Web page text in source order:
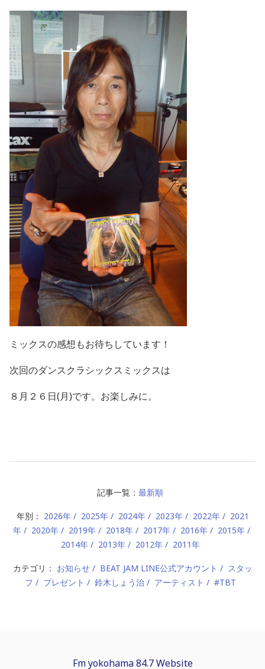
ミックスの感想もお待ちしています！
次回のダンスクラシックスミックスは
８月２６日(月)です。お楽しみに。
記事一覧： 最新順
年別： 2026年 2025年 2024年 2023年 2022年
2021
年
2020年 2019年 2018年 2017年 2016年
2015年
2014年
2013年 2012年 2011年
カテゴリ： お知らせ BEAT JAM LINE公式アカウント
スタッ
フ
プレゼント 鈴木しょう治 アーティスト #TBT
Fm yokohama 84.7 Website